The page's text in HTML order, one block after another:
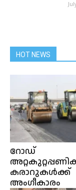
HOT NEWS
റോഡ്
കരാറുകൾക്ക്
അംഗീകാരം